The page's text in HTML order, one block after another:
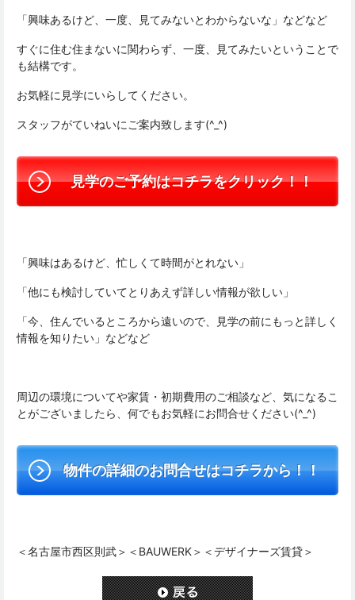
「興味あるけど、一度、見てみないとわからないな」などなど
すぐに住む住まないに関わらず、一度、見てみたいということで
も結構です。
お気軽に見学にいらしてください。
スタッフがていねいにご案内致します(^_^)
見学のご予約はコチラをクリック！！
「興味はあるけど、忙しくて時間がとれない」
「他にも検討していてとりあえず詳しい情報が欲しい」
「今、住んでいるところから遠いので、見学の前にもっと詳しく
情報を知りたい」などなど
周辺の環境についてや家賃・初期費用のご相談など、気になるこ
とがございましたら、何でもお気軽にお問合せください(^_^)
物件の詳細のお問合せはコチラから！！
＜名古屋市西区則武＞＜BAUWERK＞＜デザイナーズ賃貸＞